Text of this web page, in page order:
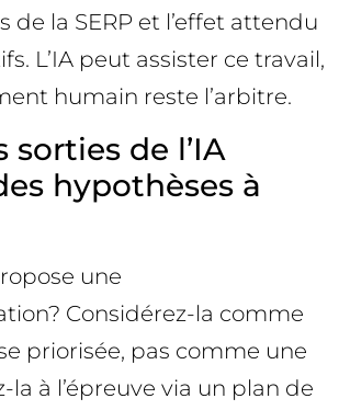
de la SERP et l’effet attendu
L’IA peut assister ce travail,
humain reste l’arbitre.
sorties de l’IA
hypothèses à
une
Considérez-la comme
priorisée, pas comme une
la à l’épreuve via un plan de